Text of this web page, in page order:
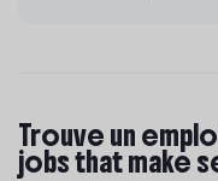
Trouve un
jobs that make